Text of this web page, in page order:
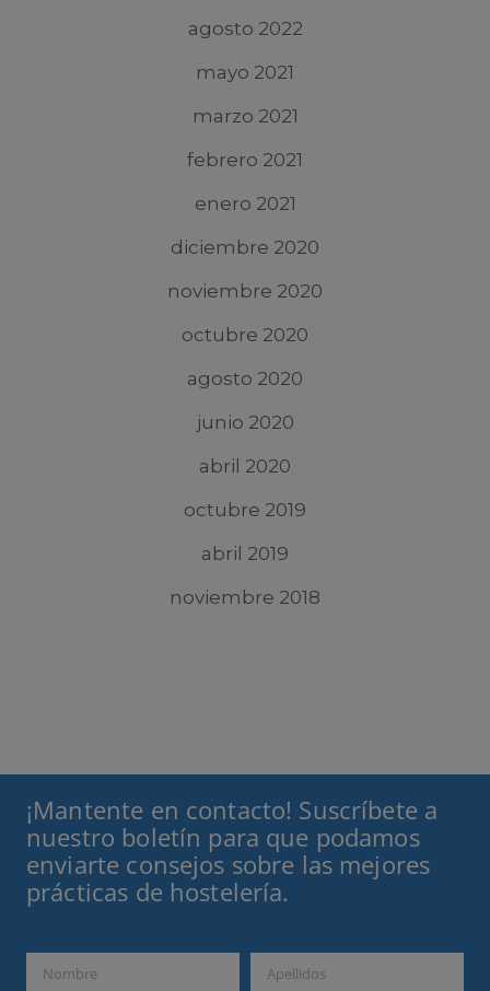
agosto 2022
mayo 2021
marzo 2021
febrero 2021
enero 2021
diciembre 2020
noviembre 2020
octubre 2020
agosto 2020
junio 2020
abril 2020
octubre 2019
abril 2019
noviembre 2018
¡Mantente en contacto! Suscríbete a
nuestro boletín para que podamos
enviarte consejos sobre las mejores
prácticas de hostelería.